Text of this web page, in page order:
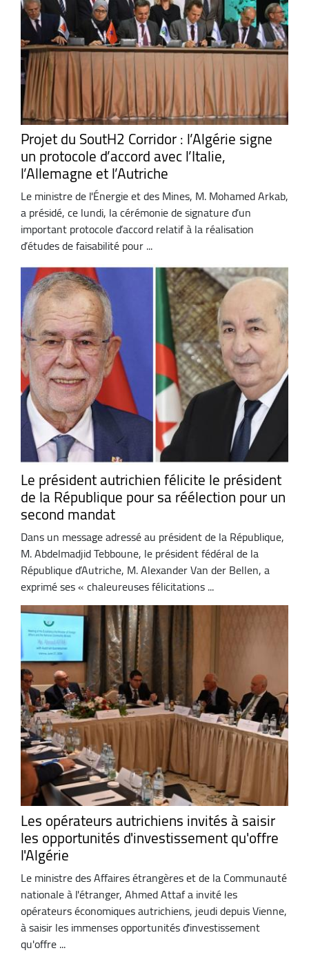
Projet du SoutH2 Corridor : l’Algérie signe
un protocole d’accord avec l’Italie,
l’Allemagne et l’Autriche
Le ministre de l'Énergie et des Mines, M. Mohamed Arkab,
a présidé, ce lundi, la cérémonie de signature d’un
important protocole d’accord relatif à la réalisation
d’études de faisabilité pour ...
Le président autrichien félicite le président
de la République pour sa réélection pour un
second mandat
Dans un message adressé au président de la République,
M. Abdelmadjid Tebboune, le président fédéral de la
République d’Autriche, M. Alexander Van der Bellen, a
exprimé ses « chaleureuses félicitations ...
Les opérateurs autrichiens invités à saisir
les opportunités d'investissement qu'offre
l'Algérie
Le ministre des Affaires étrangères et de la Communauté
nationale à l'étranger, Ahmed Attaf a invité les
opérateurs économiques autrichiens, jeudi depuis Vienne,
à saisir les immenses opportunités d'investissement
qu'offre ...